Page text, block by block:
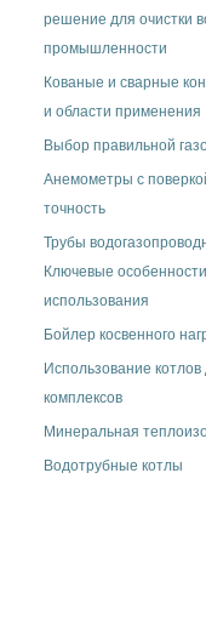
решение для очистки
промышленности
Кованые и сварные
и области применения
Выбор правильной
Анемометры с
точность
Трубы
Ключевые
использования
Бойлер косвенного
Использование
комплексов
Минеральная
Водотрубные котлы